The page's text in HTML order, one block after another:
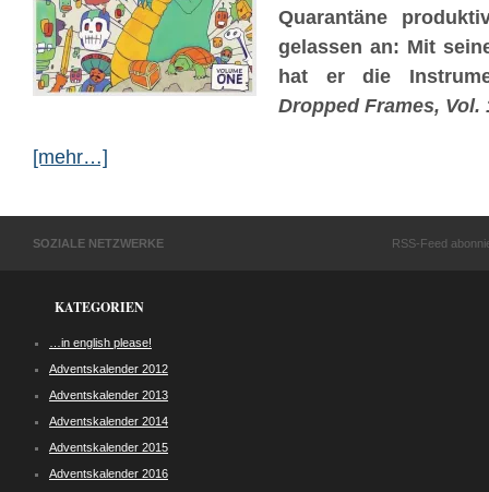
Quarantäne
gelassen an: Mit
hat er die
Dropped Frames, Vol.
[mehr…]
SOZIALE NETZWERKE RSS-Feed
KATEGORIEN
…in english please!
Adventskalender 2012
Adventskalender 2013
Adventskalender 2014
Adventskalender 2015
Adventskalender 2016